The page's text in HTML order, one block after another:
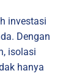
investasi
Dengan
isolasi
hanya